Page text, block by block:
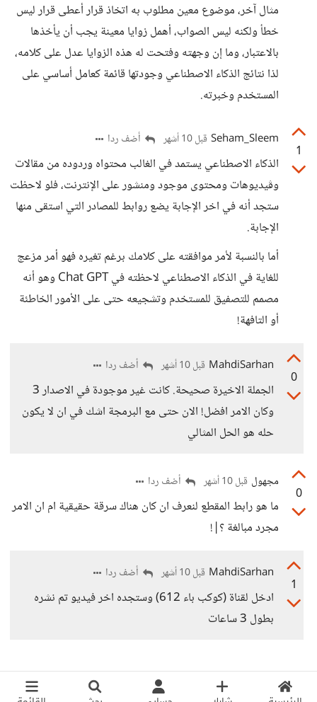
مثال آخر، موضوع معين مطلوب به اتخاذ قرار أعطى قرار ليس
خطأ ولكنه ليس الصواب، أهمل زوايا معينة يجب أن يأخذها
بالاعتبار، وما إن وجهته وفتحت له هذه الزوايا عدل على كلامه،
لذا نتائج الذكاء الاصطناعي وجودتها قائمة كعامل أساسي على
المستخدم وخبرته.
1
Seham_Sleem قبل 10 أشهر أضف ردا
الذكاء الاصطناعي يستمد في الغالب محتواه وردوده من مقالات
وڤيديوهات ومحتوى موجود ومنشور على الإنترنت، فلو لاحظت
ستجد أنه في اخر الإجابة يضع روابط للمصادر التي استقى منها
الإجابة.
أما بالنسبة لأمر موافقته على كلامك برغم تغيره فهو أمر مزعج
للغاية في الذكاء الاصطناعي لاحظته في Chat GPT وهو أنه
مصمم للتصفيق للمستخدم وتشجيعه حتى على الأمور الخاطئة
أو التافهة!
0
MahdiSarhan قبل 10 أشهر أضف ردا
الجملة الاخيرة صحيحة. كانت غير موجودة في الاصدار 3
وكان الامر افضل! الان حتى مع البرمجة اشك في ان لا يكون
حله هو الحل المثالي
0
مجهول قبل 10 أشهر أضف ردا
ما هو رابط المقطع لنعرف ان كان هناك سرقة حقيقية ام ان الامر
مجرد مبالغة ؟|!
1
MahdiSarhan قبل 10 أشهر أضف ردا
ادخل لقناة (كوكب باء 612) وستجده اخر فيديو تم نشره
بطول 3 ساعات